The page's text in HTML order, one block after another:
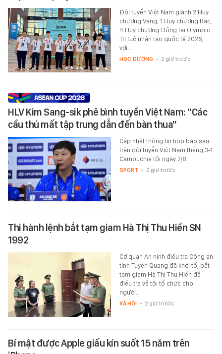
Đội tuyển Việt Nam giành 2 Huy
chương Vàng, 1 Huy chương Bạc,
4 Huy chương Đồng tại Olympic
Trí tuệ nhân tạo quốc tế 2026,
với…
HỌC ĐƯỜNG - 2 giờ trước
HLV Kim Sang-sik phê bình tuyển Việt Nam: "Các
cầu thủ mất tập trung dẫn đến bàn thua"
Cập nhật thông tin họp báo sau
trận đội tuyển Việt Nam thắng 3-1
Campuchia tối ngày 7/8.
SPORT - 2 giờ trước
Thi hành lệnh bắt tạm giam Hà Thị Thu Hiền SN
1992
Cơ quan An ninh điều tra Công an
tỉnh Tuyên Quang đã khởi tố, bắt
tạm giam Hà Thị Thu Hiền để
điều tra về tội tổ chức cho
người…
XÃ HỘI - 2 giờ trước
Bí mật được Apple giấu kín suốt 15 năm trên